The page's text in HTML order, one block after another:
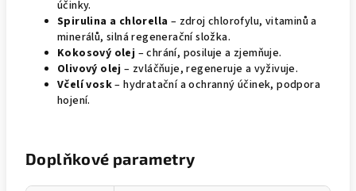
účinky.
Spirulina a chlorella – zdroj chlorofylu, vitaminů a
minerálů, silná regenerační složka.
Kokosový olej – chrání, posiluje a zjemňuje.
Olivový olej – zvláčňuje, regeneruje a vyživuje.
Včelí vosk– hydratační a ochranný účinek, podpora
hojení.
Doplňkové parametry